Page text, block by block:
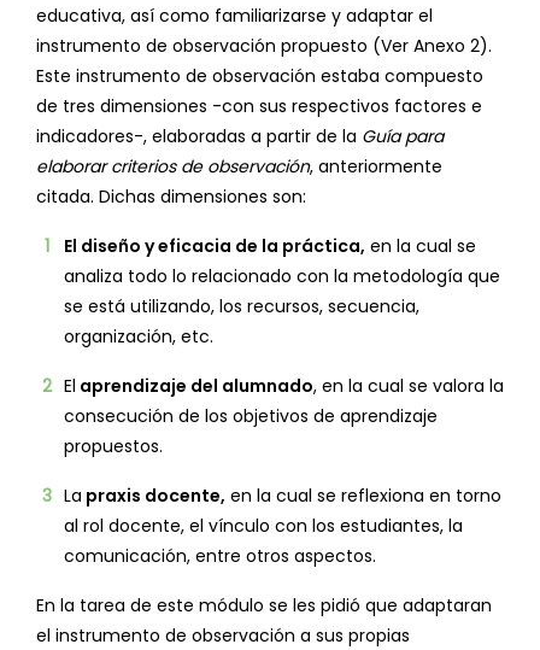
educativa, así como familiarizarse y adaptar el
instrumento de observación propuesto (Ver Anexo 2).
Este instrumento de observación estaba compuesto
de tres dimensiones -con sus respectivos factores e
indicadores-, elaboradas a partir de la Guía para
elaborar criterios de observación, anteriormente
citada. Dichas dimensiones son:
El diseño y eficacia de la práctica, en la cual se
analiza todo lo relacionado con la metodología que
se está utilizando, los recursos, secuencia,
organización, etc.
El aprendizaje del alumnado, en la cual se valora la
consecución de los objetivos de aprendizaje
propuestos.
La praxis docente, en la cual se reflexiona en torno
al rol docente, el vínculo con los estudiantes, la
comunicación, entre otros aspectos.
En la tarea de este módulo se les pidió que adaptaran
el instrumento de observación a sus propias